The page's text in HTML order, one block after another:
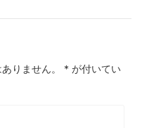
りません。 * が付いてい